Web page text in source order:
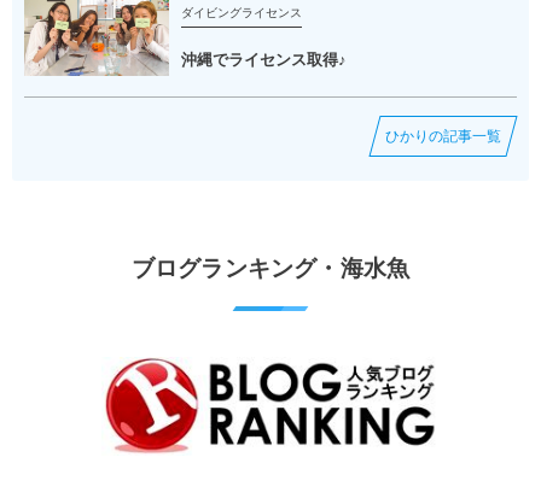
ダイビングライセンス
沖縄でライセンス取得♪
ひかりの記事一覧
ブログランキング・海水魚